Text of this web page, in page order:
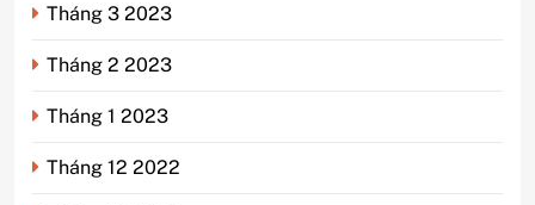
Tháng 3 2023
Tháng 2 2023
Tháng 1 2023
Tháng 12 2022